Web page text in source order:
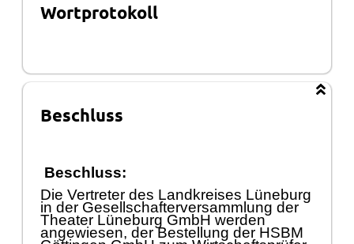
Wortprotokoll
Beschluss
Beschluss:
Die Vertreter des Landkreises Lüneburg
in der Gesellschafterversammlung der
Theater Lüneburg GmbH werden
angewiesen, der Bestellung der HSBM